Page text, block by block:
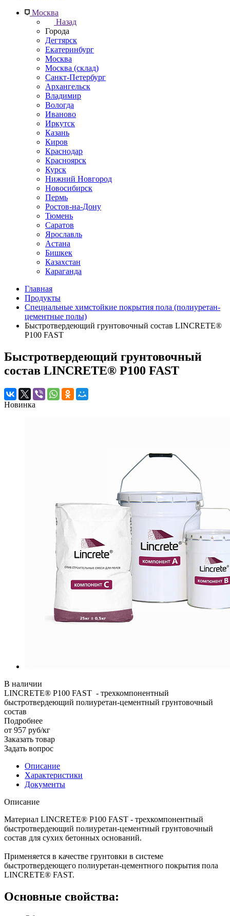
Москва
Назад
Города
Дегтярск
Екатеринбург
Москва
Москва (склад)
Санкт-Петербург
Архангельск
Владимир
Вологда
Иваново
Иркутск
Казань
Киров
Краснодар
Красноярск
Курск
Нижний Новгород
Новосибирск
Пермь
Ростов-на-Дону
Тюмень
Саратов
Ярославль
Астана
Бишкек
Казахстан
Караганда
Главная
Продукты
Специальные химстойкие покрытия пола (полиуретан-
цементные полы)
Быстротвердеющий грунтовочный состав LINCRETE®
P100 FAST
Быстротвердеющий грунтовочный
состав LINCRETE® P100 FAST
Новинка
В наличии
LINCRETE® P100 FAST - трехкомпонентный
быстротвердеющий полиуретан-цементный грунтовочный
состав
Подробнее
от 957 руб/кг
Заказать товар
Задать вопрос
Описание
Характеристики
Документы
Описание
Материал LINCRETE® P100 FAST - трехкомпонентный
быстротвердеющий полиуретан-цементный грунтовочный
состав для сухих бетонных оснований.
Применяется в качестве грунтовки в системе
быстротвердеющего полиуретан-цементного покрытия пола
LINCRETE® FAST.
Основные свойства: